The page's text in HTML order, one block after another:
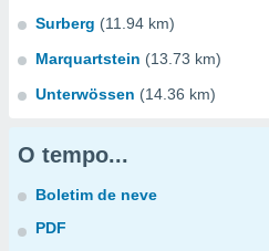
Surberg (11.94 km)
Marquartstein (13.73 km)
Unterwössen (14.36 km)
O tempo...
Boletim de neve
PDF